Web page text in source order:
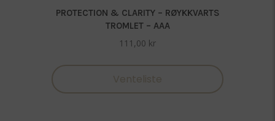
PROTECTION & CLARITY – RØYKKVARTS
TROMLET – AAA
111,00 kr
Venteliste